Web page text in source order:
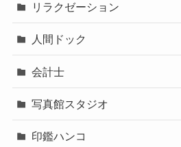
リラクゼーション
人間ドック
会計士
写真館スタジオ
印鑑ハンコ